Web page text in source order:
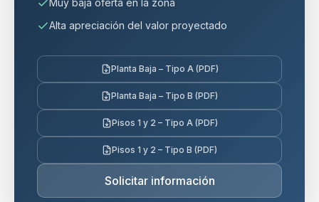
Muy baja oferta en la zona
Alta apreciación del valor proyectado
Planta Baja – Tipo A (PDF)
Planta Baja – Tipo B (PDF)
Pisos 1 y 2 – Tipo A (PDF)
Pisos 1 y 2 – Tipo B (PDF)
Solicitar información